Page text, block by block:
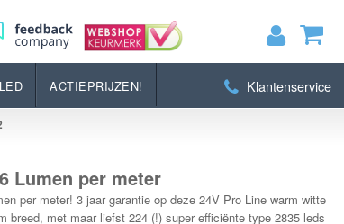
MIJN WINKELWAGEN
ACTIEPRIJZEN! Klantenservice
Bestellen
Lumen per meter
per meter! 3 jaar garantie op deze 24V Pro Line warm witte
breed, met maar liefst 224 (!) super efficiënte type 2835 leds